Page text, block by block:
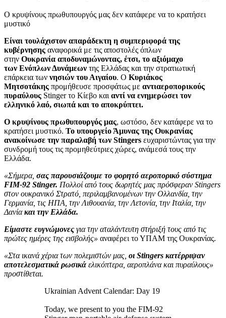
Ο κρυψίνους πρωθυπουργός μας δεν κατάφερε να το κρατήσει
μυστικό
Είναι τουλάχιστον απαράδεκτη η συμπεριφορά της
κυβέρνησης αναφορικά με τις αποστολές όπλων
στην Ουκρανία αποδυναμώνοντας, έτσι, το αξιόμαχο
των Ενόπλων Δυνάμεων της Ελλάδας και την στρατιωτική
επάρκεια των νησιών του Αιγαίου. Ο Κυριάκος
Μητσοτάκης προμήθευσε προσφάτως με αντιαεροπορικούς
πυραύλους Stinger το Κίεβο και αντί να ενημερώσει τον
ελληνικό λαό, σιωπά και το αποκρύπτει.
Ο κρυψίνους πρωθυπουργός μας, ωστόσο, δεν κατάφερε να το
κρατήσει μυστικό. Το υπουργείο Άμυνας της Ουκρανίας
ανακοίνωσε την παραλαβή των Stingers ευχαριστώντας για την
συνδρομή τους τις προμηθεύτριες χώρες, ανάμεσά τους την
Ελλάδα.
«Σήμερα, σας παρουσιάζουμε το φορητό αεροπορικό σύστημα
FIM-92 Stinger. Πολλοί από τους δωρητές μας πρόσφεραν Stingers
στον ουκρανικό Στρατό, περιλαμβανομένων την Ολλανδία, την
Γερμανία, τις ΗΠΑ, την Λιθουανία, την Λετονία, την Ιταλία, την
Δανίακαι την Ελλάδα.
Είμαστε ευγνώμονες για την αταλάντευτη στήριξή τους από τις
πρώτες ημέρες της εισβολής» αναφέρει το ΥΠΑΜ της Ουκρανίας.
«Στα ικανά χέρια των πολεμιστών μας, οι Stingers κατέρριψαν
αποτελεσματικά ρωσικά ελικόπτερα, αεροπλάνα και πυραύλους»
προστίθεται.
Ukrainian Advent Calendar: Day 19
Today, we present to you the FIM-92